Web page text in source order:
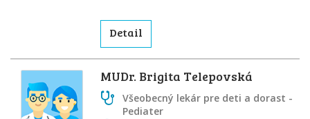
Detail
MUDr. Brigita Telepovská
Všeobecný lekár pre deti a dorast -
Pediater